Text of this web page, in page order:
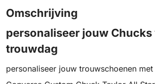
Omschrijving
personaliseer jouw
trouwdag
personaliseer jouw trouwschoenen